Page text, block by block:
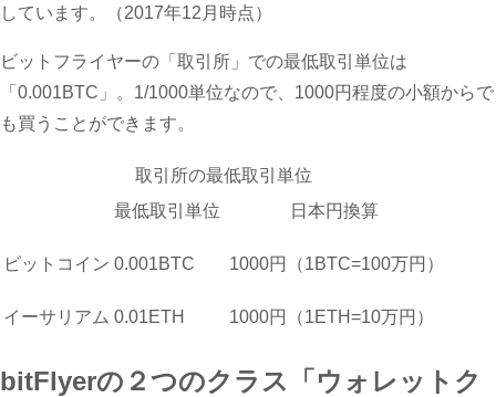
しています。（2017年12月時点）
ビットフライヤーの「取引所」での最低取引単位は
「0.001BTC」。1/1000単位なので、1000円程度の小額からで
も買うことができます。
取引所の最低取引単位
最低取引単位
日本円換算
ビットコイン 0.001BTC 1000円（1BTC=100万円）
イーサリアム 0.01ETH 1000円（1ETH=10万円）
bitFlyerの２つのクラス「ウォレットク